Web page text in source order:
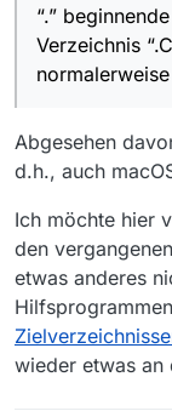
“.”
Verzeichnis
Abgesehen
d.h., auch
Ich möchte hier
den
etwas anderes
wieder etwas an